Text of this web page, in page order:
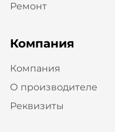
Ремонт
Компания
Компания
О производителе
Реквизиты